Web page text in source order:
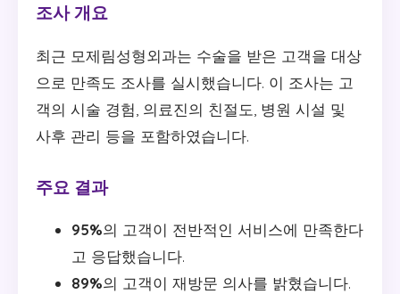
조사 개요
최근 모제림성형외과는 수술을 받은 고객을 대상
으로 만족도 조사를 실시했습니다. 이 조사는 고
객의 시술 경험, 의료진의 친절도, 병원 시설 및
사후 관리 등을 포함하였습니다.
주요 결과
95%의 고객이 전반적인 서비스에 만족한다
고 응답했습니다.
89%의 고객이 재방문 의사를 밝혔습니다.